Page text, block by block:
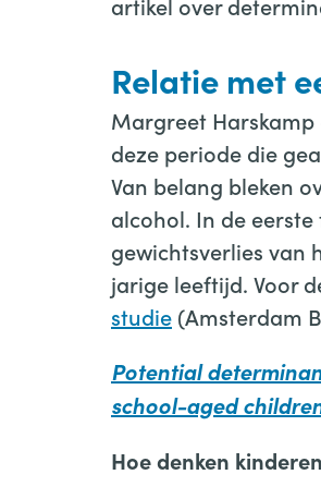
Relatie met
Margreet
deze periode die
Van belang bleken
alcohol. In de
gewichtsverlies van
jarige leeftijd. Voor
studie (Amsterdam
Potential
school-aged
Hoe denken